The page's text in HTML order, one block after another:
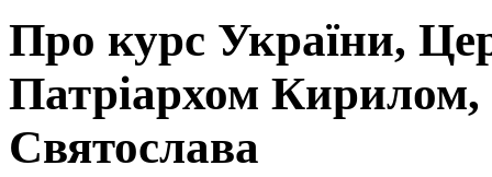
Про курс України,
Патріархом Кирилом,
Святослава